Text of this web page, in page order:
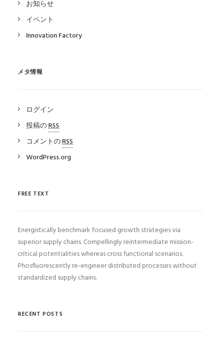
お知らせ
イベント
Innovation Factory
メタ情報
ログイン
投稿のRSS
コメントのRSS
WordPress.org
FREE TEXT
Energistically benchmark focused growth strategies via
superior supply chains. Compellingly reintermediate mission-
critical potentialities whereas cross functional scenarios.
Phosfluorescently re-engineer distributed processes without
standardized supply chains.
RECENT POSTS